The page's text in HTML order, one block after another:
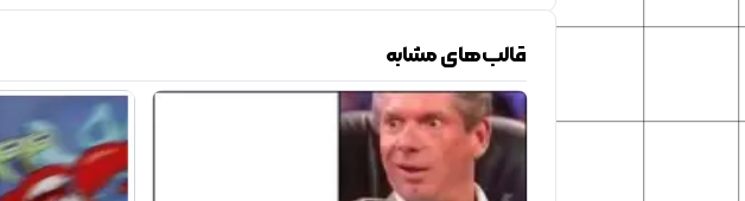
قالب‌های مشابه